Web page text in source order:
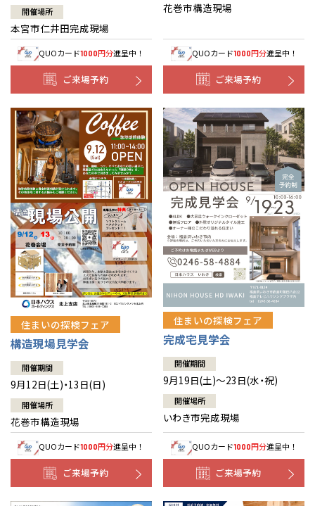
開催場所
本宮市仁井田完成現場
QUOカード1000円分進呈中！
ご来場予約
花巻市構造現場
QUOカード1000円分進呈中！
ご来場予約
住まいの探検フェア
構造現場見学会
開催期間
9月12日(土)・13日(日)
開催場所
花巻市構造現場
QUOカード1000円分進呈中！
ご来場予約
住まいの探検フェア
完成宅見学会
開催期間
9月19日(土)～23日(水・祝)
開催場所
いわき市完成現場
QUOカード1000円分進呈中！
ご来場予約